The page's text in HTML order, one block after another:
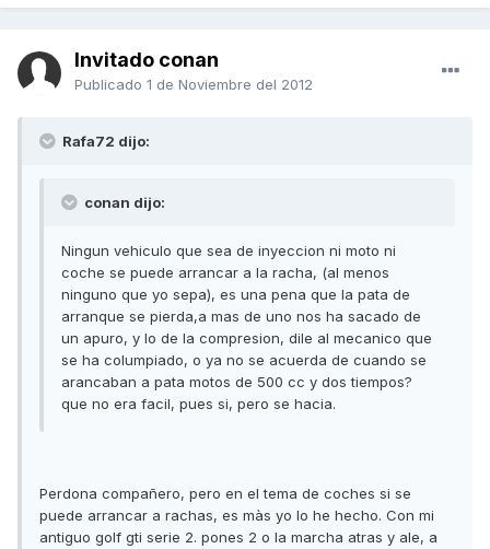
Invitado conan
Publicado 1 de Noviembre del 2012
Rafa72 dijo:
conan dijo:
Ningun vehiculo que sea de inyeccion ni moto ni
coche se puede arrancar a la racha, (al menos
ninguno que yo sepa), es una pena que la pata de
arranque se pierda,a mas de uno nos ha sacado de
un apuro, y lo de la compresion, dile al mecanico que
se ha columpiado, o ya no se acuerda de cuando se
arancaban a pata motos de 500 cc y dos tiempos?
que no era facil, pues si, pero se hacia.
Perdona compañero, pero en el tema de coches si se
puede arrancar a rachas, es màs yo lo he hecho. Con mi
antiguo golf gti serie 2. pones 2 o la marcha atras y ale, a